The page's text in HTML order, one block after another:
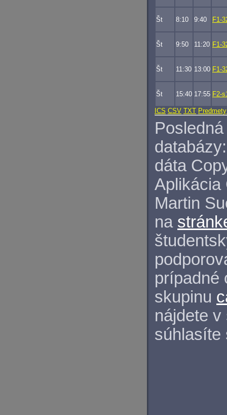
Št 8:10 9:40 F1-
Št 9:50 11:20 F1-
Št 11:30 13:00 F1-
Št 15:40 17:55 F2-
ICS CSV TXT Predmety
databázy:
dáta
Aplikácia
Martin
na
prípadné
skupinu
nájdete